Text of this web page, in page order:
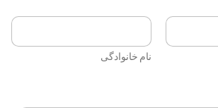
نام خانوادگی